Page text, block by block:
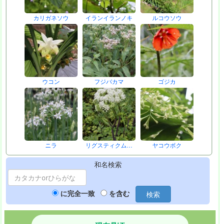
カリガネソウ イランイランノキ ルコウソウ
ウコン フジバカマ ゴジカ
ニラ リグスティクム… ヤコウボク
和名検索
に完全一致 を含む 検索